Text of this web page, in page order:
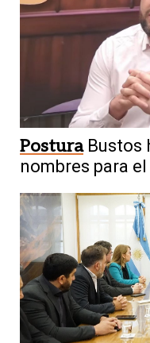
Postura Bustos
nombres para